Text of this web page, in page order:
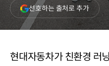
선호하는 출처로 추가(새
창
열림)
현대자동차가 친환경 러